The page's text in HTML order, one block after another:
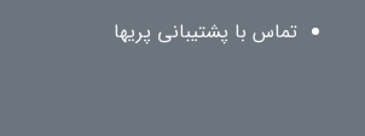
تماس با پشتیبانی پریها